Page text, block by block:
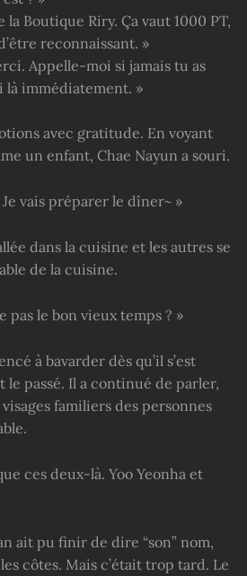
Boutique Riry. Ça vaut 1000 PT,
reconnaissant. »
Appelle-moi si jamais tu as
là immédiatement. »
avec gratitude. En voyant
un enfant, Chae Nayun a souri.
vais préparer le dîner~ »
dans la cuisine et les autres se
de la cuisine.
pas le bon vieux temps ? »
à bavarder dès qu’il s’est
le passé. Il a continué de parler,
familiers des personnes
ces deux-là. Yoo Yeonha et
ait pu finir de dire “son” nom,
côtes. Mais c’était trop tard. Le